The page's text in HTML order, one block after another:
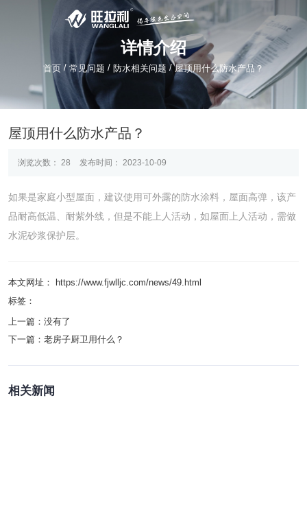
详情介绍
首页 / 常见问题 / 防水相关问题 /屋顶用什么防水产品？
屋顶用什么防水产品？
浏览次数： 28 发布时间： 2023-10-09
如果是家庭小型屋面，建议使用可外露的防水涂料，屋面高弹，该产
品耐高低温、耐紫外线，但是不能上人活动，如屋面上人活动，需做
水泥砂浆保护层。
本文网址： https://www.fjwlljc.com/news/49.html
标签：
上一篇： 没有了
下一篇： 老房子厨卫用什么？
相关新闻